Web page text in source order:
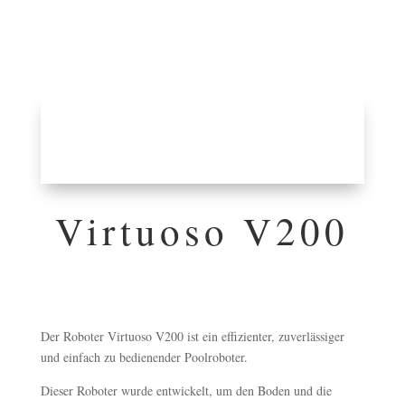
Virtuoso V200
Der Roboter Virtuoso V200 ist ein effizienter, zuverlässiger
und einfach zu bedienender Poolroboter.
Dieser Roboter wurde entwickelt, um den Boden und die